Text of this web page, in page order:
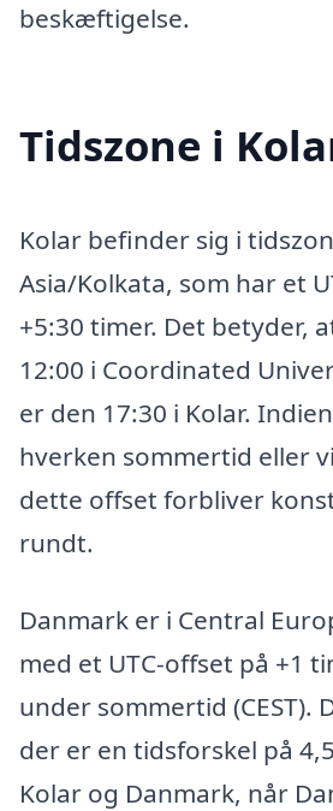
beskæftigelse.
Tidszone i
Kolar befinder sig i
Asia/Kolkata, som har et
+5:30 timer. Det betyder,
12:00 i Coordinated
er den 17:30 i Kolar.
hverken sommertid eller
dette offset forbliver
rundt.
Danmark er i Central
med et UTC-offset på +1
under sommertid (CEST).
der er en tidsforskel på
Kolar og Danmark, når